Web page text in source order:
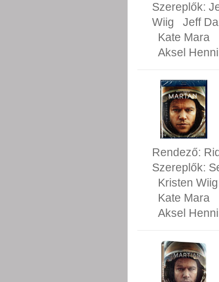
Szereplők:
Wiig
Jeff
Kate Mara
Aksel
Rendező:
Szereplők:
Kristen Wiig
Kate Mara
Aksel